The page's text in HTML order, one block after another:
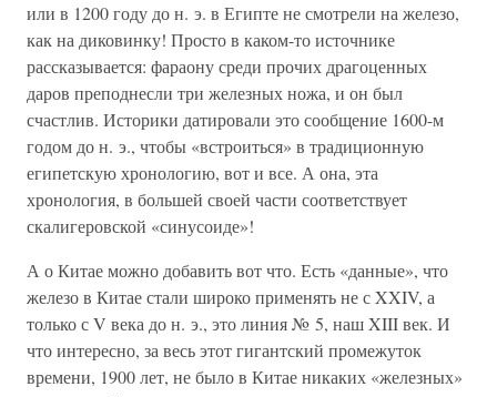
или в 1200 году до н. э. в Египте не смотрели на железо,
как на диковинку! Просто в каком-то источнике
рассказывается: фараону среди прочих драгоценных
даров преподнесли три железных ножа, и он был
счастлив. Историки датировали это сообщение 1600-м
годом до н. э., чтобы «встроиться» в традиционную
египетскую хронологию, вот и все. А она, эта
хронология, в большей своей части соответствует
скалигеровской «синусоиде»!
А о Китае можно добавить вот что. Есть «данные», что
железо в Китае стали широко применять не с XXIV, а
только с V века до н. э., это линия № 5, наш XIII век. И
что интересно, за весь этот гигантский промежуток
времени, 1900 лет, не было в Китае никаких «железных»